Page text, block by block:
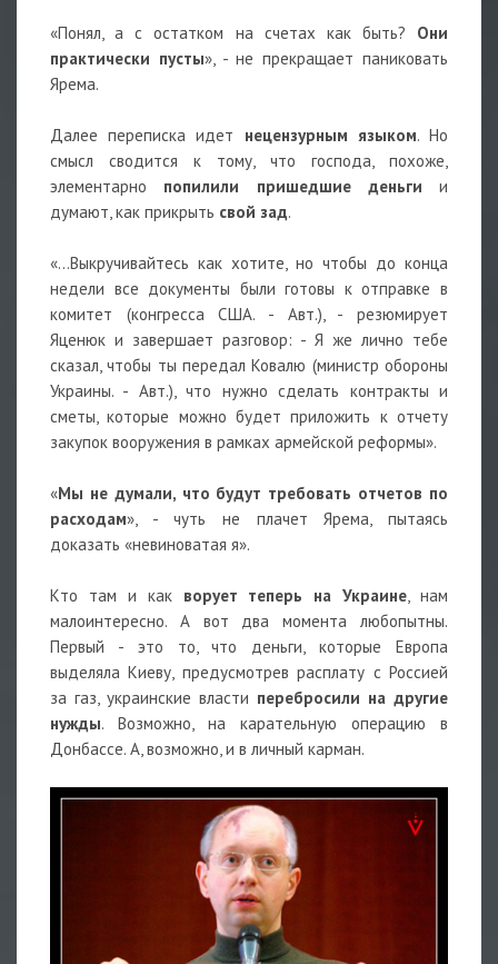
«Понял, а с остатком на счетах как быть? Они
практически пусты», - не прекращает паниковать
Ярема.
Далее переписка идет нецензурным языком. Но
смысл сводится к тому, что господа, похоже,
элементарно попилили пришедшие деньги и
думают, как прикрыть свой зад.
«…Выкручивайтесь как хотите, но чтобы до конца
недели все документы были готовы к отправке в
комитет (конгресса США. - Авт.), - резюмирует
Яценюк и завершает разговор: - Я же лично тебе
сказал, чтобы ты передал Ковалю (министр обороны
Украины. - Авт.), что нужно сделать контракты и
сметы, которые можно будет приложить к отчету
закупок вооружения в рамках армейской реформы».
«Мы не думали, что будут требовать отчетов по
расходам», - чуть не плачет Ярема, пытаясь
доказать «невиноватая я».
Кто там и как ворует теперь на Украине, нам
малоинтересно. А вот два момента любопытны.
Первый - это то, что деньги, которые Европа
выделяла Киеву, предусмотрев расплату с Россией
за газ, украинские власти перебросили на другие
нужды. Возможно, на карательную операцию в
Донбассе. А, возможно, и в личный карман.